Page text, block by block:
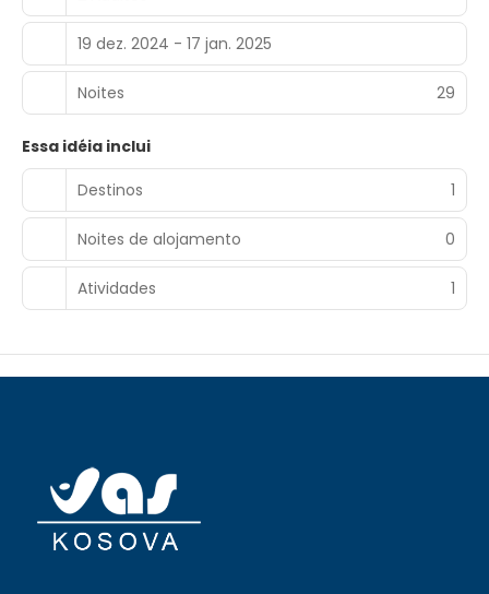
19 dez. 2024 - 17 jan. 2025
Noites 29
Essa idéia inclui
Destinos
1
Noites de alojamento 0
Atividades 1